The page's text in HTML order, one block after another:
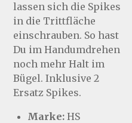
lassen sich die Spikes
in die Trittfläche
einschrauben. So hast
Du im Handumdrehen
noch mehr Halt im
Bügel. Inklusive 2
Ersatz Spikes.
Marke: HS